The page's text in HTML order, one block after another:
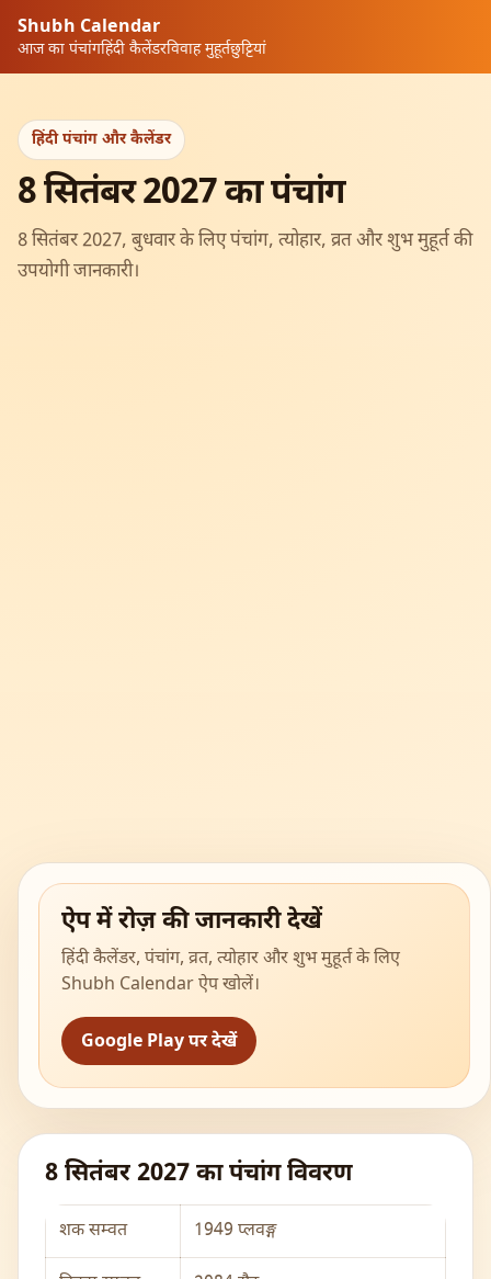
Shubh Calendar
आज का पंचांगहिंदी कैलेंडरविवाह मुहूर्तछुट्टियां
हिंदी पंचांग और कैलेंडर
8 सितंबर 2027 का पंचांग
8 सितंबर 2027, बुधवार के लिए पंचांग, त्योहार, व्रत और शुभ मुहूर्त की
उपयोगी जानकारी।
ऐप में रोज़ की जानकारी देखें
हिंदी कैलेंडर, पंचांग, व्रत, त्योहार और शुभ मुहूर्त के लिए
Shubh Calendar ऐप खोलें।
Google Play पर देखें
8 सितंबर 2027 का पंचांग विवरण
शक सम्वत 1949 प्लवङ्ग